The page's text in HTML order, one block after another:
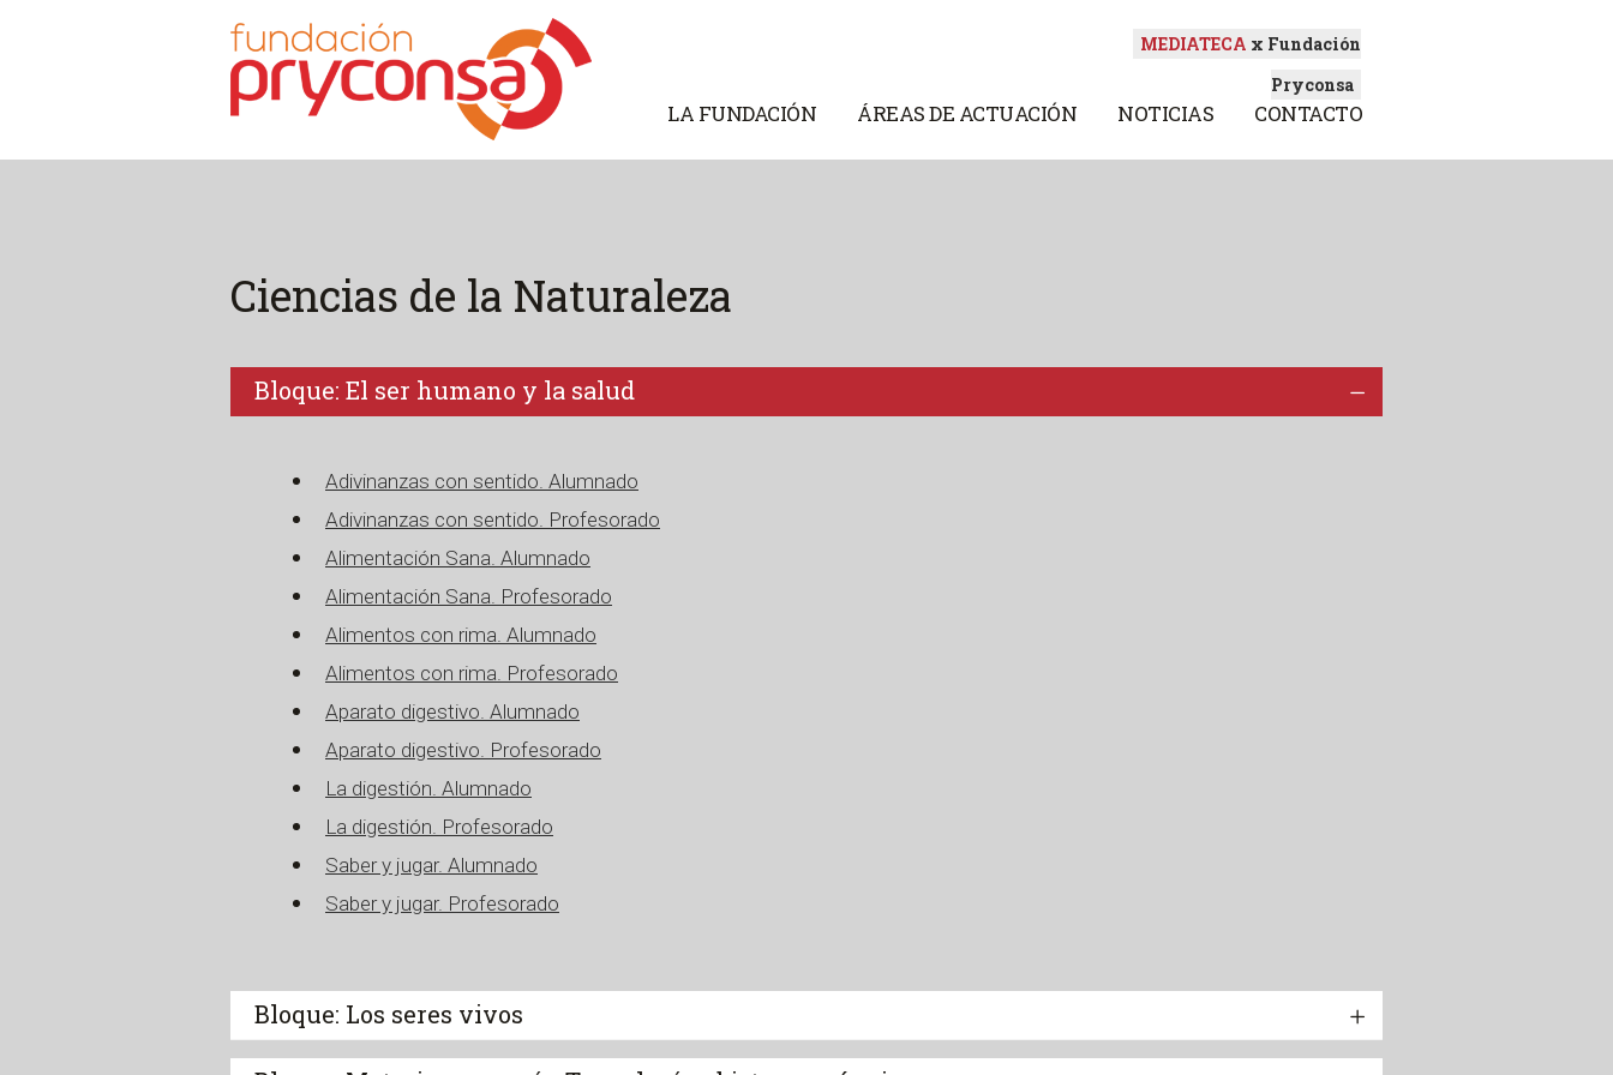
MEDIATECA x Fundación
Pryconsa
LA FUNDACIÓN ÁREAS DE ACTUACIÓN NOTICIAS CONTACTO
Ciencias de la Naturaleza
Bloque: El ser humano y la salud
Adivinanzas con sentido. Alumnado
Adivinanzas con sentido. Profesorado
Alimentación Sana. Alumnado
Alimentación Sana. Profesorado
Alimentos con rima. Alumnado
Alimentos con rima. Profesorado
Aparato digestivo. Alumnado
Aparato digestivo. Profesorado
La digestión. Alumnado
La digestión. Profesorado
Saber y jugar. Alumnado
Saber y jugar. Profesorado
Bloque: Los seres vivos